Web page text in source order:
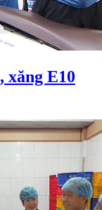
xăng E10